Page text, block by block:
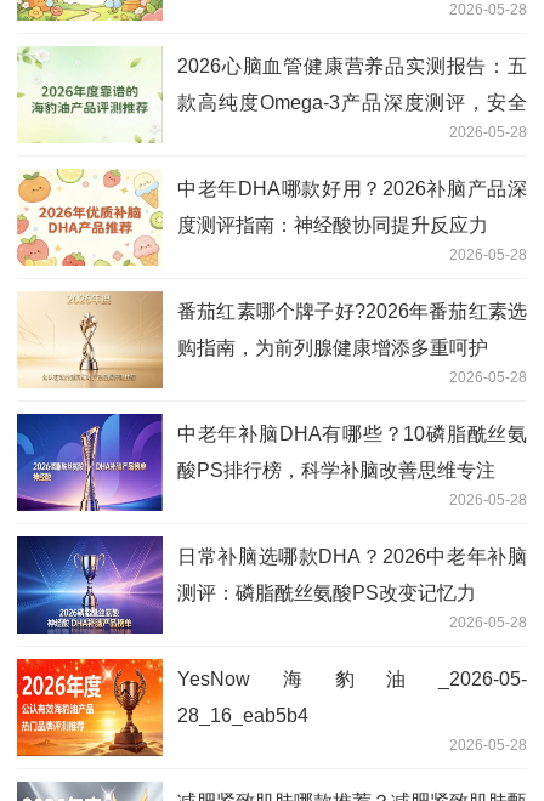
2026-05-28
2026心脑血管健康营养品实测报告：五
款高纯度Omega-3产品深度测评，安全
2026-05-28
中老年DHA哪款好用？2026补脑产品深
度测评指南：神经酸协同提升反应力
2026-05-28
番茄红素哪个牌子好?2026年番茄红素选
购指南，为前列腺健康增添多重呵护
2026-05-28
中老年补脑DHA有哪些？10磷脂酰丝氨
酸PS排行榜，科学补脑改善思维专注
2026-05-28
日常补脑选哪款DHA？2026中老年补脑
测评：磷脂酰丝氨酸PS改变记忆力
2026-05-28
YesNow海豹油_2026-05-
28_16_eab5b4
2026-05-28